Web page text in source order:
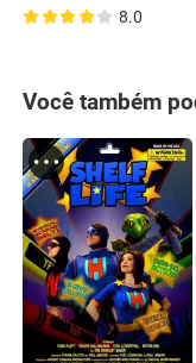
8.0
Você também